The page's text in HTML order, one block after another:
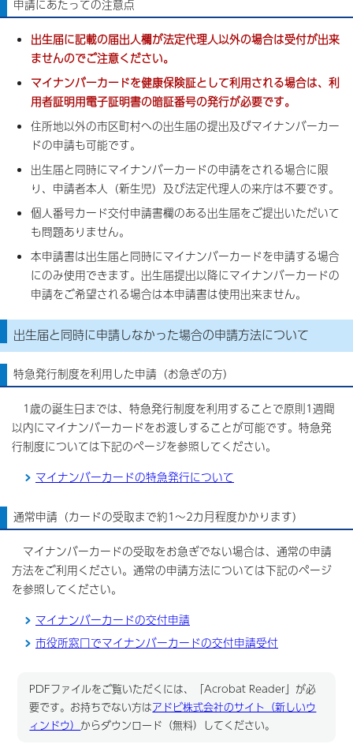
申請にあたっての注意点
出生届に記載の届出人欄が法定代理人以外の場合は受付が出来
ませんのでご注意ください。
マイナンバーカードを健康保険証として利用される場合は、利
用者証明用電子証明書の暗証番号の発行が必要です。
住所地以外の市区町村への出生届の提出及びマイナンバーカー
ドの申請も可能です。
出生届と同時にマイナンバーカードの申請をされる場合に限
り、申請者本人（新生児）及び法定代理人の来庁は不要です。
個人番号カード交付申請書欄のある出生届をご提出いただいて
も問題ありません。
本申請書は出生届と同時にマイナンバーカードを申請する場合
にのみ使用できます。出生届提出以降にマイナンバーカードの
申請をご希望される場合は本申請書は使用出来ません。
出生届と同時に申請しなかった場合の申請方法について
特急発行制度を利用した申請（お急ぎの方）
1歳の誕生日までは、特急発行制度を利用することで原則1週間
以内にマイナンバーカードをお渡しすることが可能です。特急発
行制度については下記のページを参照してください。
マイナンバーカードの特急発行について
通常申請（カードの受取まで約1～2カ月程度かかります）
マイナンバーカードの受取をお急ぎでない場合は、通常の申請
方法をご利用ください。通常の申請方法については下記のページ
を参照してください。
マイナンバーカードの交付申請
市役所窓口でマイナンバーカードの交付申請受付
PDFファイルをご覧いただくには、「Acrobat Reader」が必
要です。お持ちでない方はアドビ株式会社のサイト（新しいウ
ィンドウ） からダウンロード（無料）してください。